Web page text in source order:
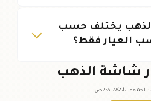
يختلف حسب
العيار فقط؟
شاشة الذهب
: الجمعة ٠٧ /٠٨/٢٠٢٦ - ٠٩:٠٥ ص